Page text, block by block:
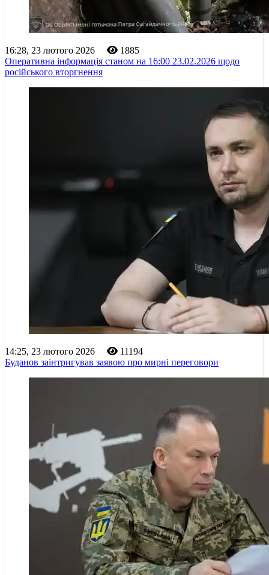
16:28, 23 лютого 2026
1885
Оперативна інформація станом на 16:00 23.02.2026 щодо
російського вторгнення
14:25, 23 лютого 2026
11194
Буданов заінтригував заявою про мирні переговори